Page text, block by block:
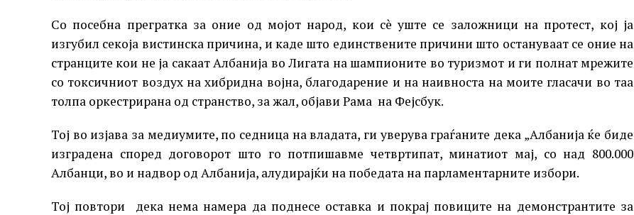
Со посебна прегратка за оние од мојот народ, кои сè уште се заложници на протест, кој ја
изгубил секоја вистинска причина, и каде што единствените причини што остануваат се оние на
странците кои не ја сакаат Албанија во Лигата на шампионите во туризмот и ги полнат мрежите
со токсичниот воздух на хибридна војна, благодарение и на наивноста на моите гласачи во таа
толпа оркестрирана од странство, за жал, објави Рама на Фејсбук.
Тој во изјава за медиумите, по седница на владата, ги уверува граѓаните дека „Албанија ќе биде
изградена според договорот што го потпишавме четвртипат, минатиот мај, со над 800.000
Албанци, во и надвор од Албанија, алудирајќи на победата на парламентарните избори.
Тој повтори дека нема намера да поднесе оставка и покрај повиците на демонстрантите за